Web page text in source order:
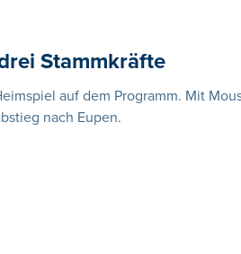
Stammkräfte
auf dem Programm. Mit
nach Eupen.